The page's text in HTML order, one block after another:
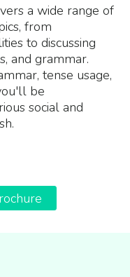
a wide range of
from
to discussing
and grammar.
tense usage,
be
social and